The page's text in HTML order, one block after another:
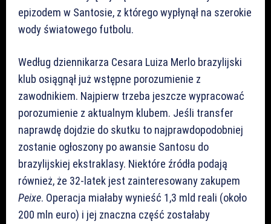
epizodem w Santosie, z którego wypłynął na szerokie
wody światowego futbolu.
Według dziennikarza Cesara Luiza Merlo brazylijski
klub osiągnął już wstępne porozumienie z
zawodnikiem. Najpierw trzeba jeszcze wypracować
porozumienie z aktualnym klubem. Jeśli transfer
naprawdę dojdzie do skutku to najprawdopodobniej
zostanie ogłoszony po awansie Santosu do
brazylijskiej ekstraklasy. Niektóre źródła podają
również, że 32-latek jest zainteresowany zakupem
Peixe. Operacja miałaby wynieść 1,3 mld reali (około
200 mln euro) i jej znaczna część zostałaby